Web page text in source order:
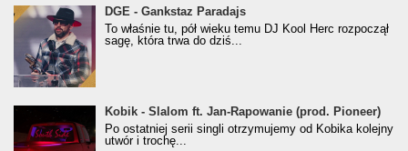
donGURALesko z nagrodą za
Klasyczny/Trueschoolowy Album Roku
(Popkillery 2023)
DGE - Gankstaz Paradajs
To właśnie tu, pół wieku temu DJ Kool Herc rozpoczął
sagę, która trwa do dziś...
Kobik - Slalom ft. Jan-Rapowanie (prod. Pioneer)
[Official Music Visualiser]
Kobik - Slalom ft. Jan-Rapowanie (prod. Pioneer)
Po ostatniej serii singli otrzymujemy od Kobika kolejny
utwór i trochę...